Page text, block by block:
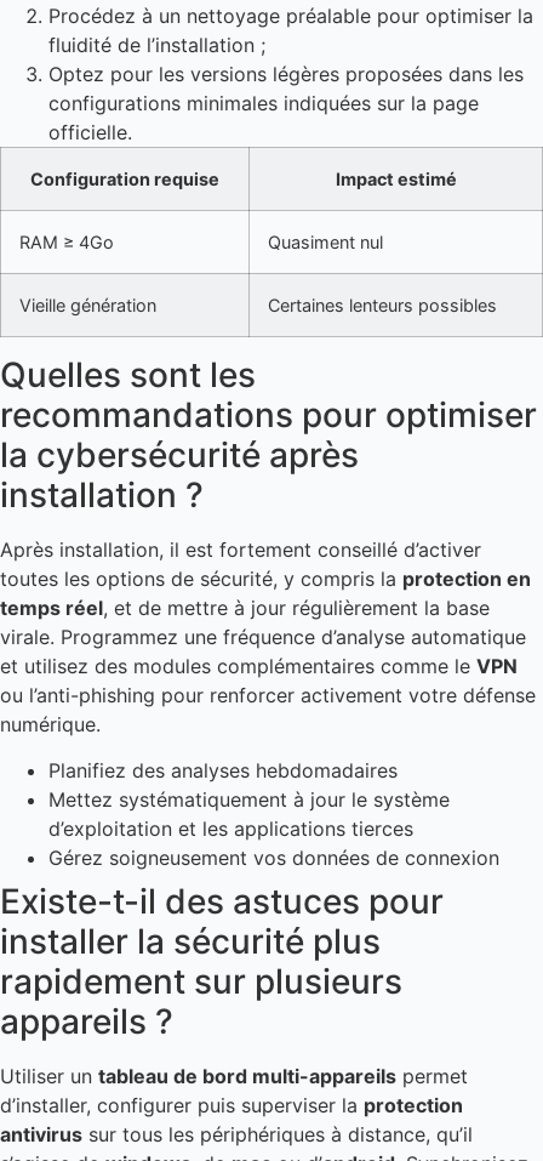
Procédez à un nettoyage préalable pour optimiser la
fluidité de l’installation ;
Optez pour les versions légères proposées dans les
configurations minimales indiquées sur la page
officielle.
Configuration requise Impact estimé
RAM ≥ 4Go Quasiment nul
Vieille génération Certaines lenteurs possibles
Quelles sont les
recommandations pour optimiser
la cybersécurité après
installation ?
Après installation, il est fortement conseillé d’activer
toutes les options de sécurité, y compris la protection en
temps réel, et de mettre à jour régulièrement la base
virale. Programmez une fréquence d’analyse automatique
et utilisez des modules complémentaires comme le VPN
ou l’anti-phishing pour renforcer activement votre défense
numérique.
Planifiez des analyses hebdomadaires
Mettez systématiquement à jour le système
d’exploitation et les applications tierces
Gérez soigneusement vos données de connexion
Existe-t-il des astuces pour
installer la sécurité plus
rapidement sur plusieurs
appareils ?
Utiliser un tableau de bord multi-appareils permet
d’installer, configurer puis superviser la protection
antivirus sur tous les périphériques à distance, qu’il